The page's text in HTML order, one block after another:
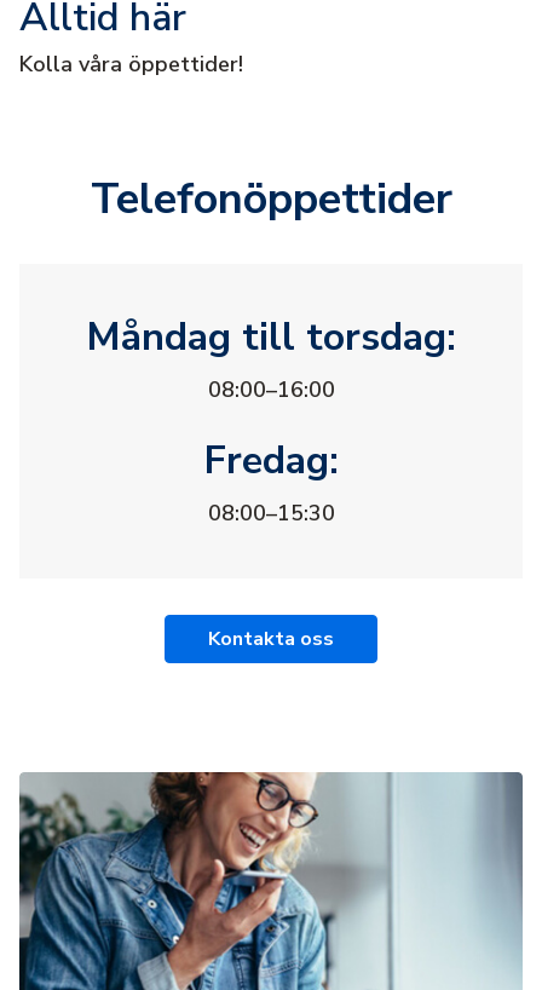
Alltid här
Kolla våra öppettider!
Telefonöppettider
Måndag till torsdag:
08:00–16:00
Fredag:
08:00–15:30
Kontakta oss